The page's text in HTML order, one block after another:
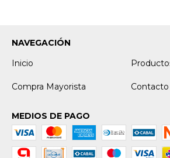
NAVEGACIÓN
Inicio
Compra Mayorista Contacto
MEDIOS DE PAGO